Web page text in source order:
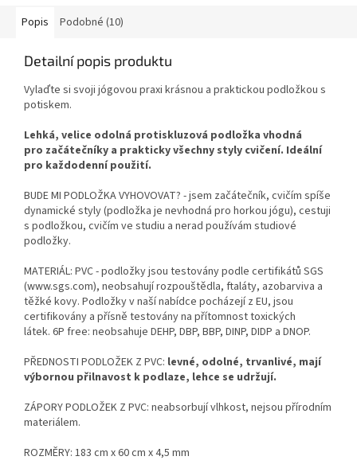
Popis Podobné (10)
Detailní popis produktu
Vylaďte si svoji jógovou praxi krásnou a praktickou podložkou s
potiskem.
Lehká, velice odolná protiskluzová podložka vhodná
pro začátečníky a prakticky všechny styly cvičení. Ideální
pro každodenní použití.
BUDE MI PODLOŽKA VYHOVOVAT? - jsem začátečník, cvičím spíše
dynamické styly (podložka je nevhodná pro horkou jógu), cestuji
s podložkou, cvičím ve studiu a nerad používám studiové
podložky.
MATERIÁL: PVC - podložky jsou testovány podle certifikátů SGS
(www.sgs.com), neobsahují rozpouštědla, ftaláty, azobarviva a
těžké kovy. Podložky v naší nabídce pocházejí z EU, jsou
certifikovány a přísně testovány na přítomnost toxických
látek. 6P free: neobsahuje DEHP, DBP, BBP, DINP, DIDP a DNOP.
PŘEDNOSTI PODLOŽEK Z PVC: levné, odolné, trvanlivé, mají
výbornou přilnavost k podlaze, lehce se udržují.
ZÁPORY PODLOŽEK Z PVC: neabsorbují vlhkost, nejsou přírodním
materiálem.
ROZMĚRY: 183 cm x 60 cm x 4,5 mm